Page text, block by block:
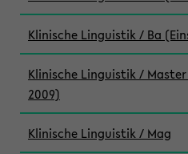
Klinische Linguistik / Ba
Klinische Linguistik /
2009)
Klinische Linguistik / Mag